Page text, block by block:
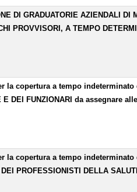
DI GRADUATORIE AZIENDALI DI
PROVVISORI, A TEMPO
la copertura a tempo
DEI FUNZIONARI da assegnare
la copertura a tempo
PROFESSIONISTI DELLA